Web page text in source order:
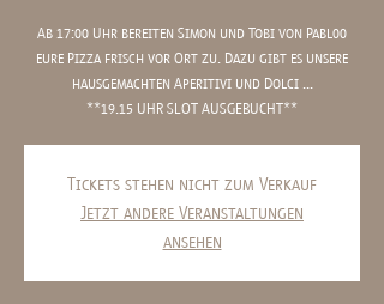
Ab 17:00 Uhr bereiten Simon und Tobi von Pabl00
eure Pizza frisch vor Ort zu. Dazu gibt es unsere
hausgemachten Aperitivi und Dolci ...
**19.15 UHR SLOT AUSGEBUCHT**
Tickets stehen nicht zum Verkauf
Jetzt andere Veranstaltungen
ansehen